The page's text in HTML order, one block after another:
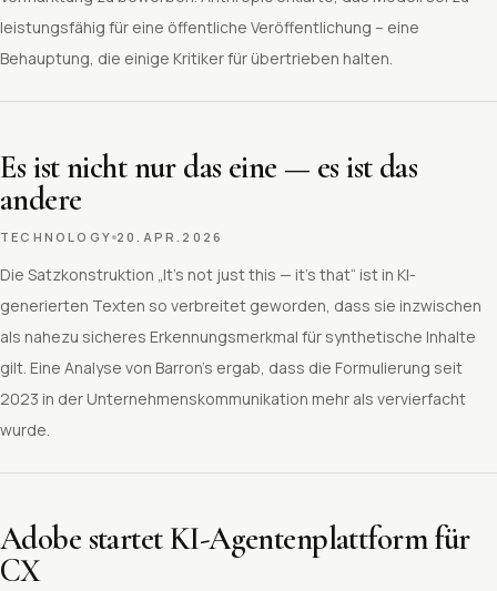
leistungsfähig für eine öffentliche Veröffentlichung – eine
Behauptung, die einige Kritiker für übertrieben halten.
Es ist nicht nur das eine — es ist das
andere
TECHNOLOGY 20.APR.2026
Die Satzkonstruktion „It’s not just this — it’s that“ ist in KI-
generierten Texten so verbreitet geworden, dass sie inzwischen
als nahezu sicheres Erkennungsmerkmal für synthetische Inhalte
gilt. Eine Analyse von Barron’s ergab, dass die Formulierung seit
2023 in der Unternehmenskommunikation mehr als vervierfacht
wurde.
Adobe startet KI-Agentenplattform für
CX